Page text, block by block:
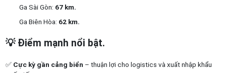
Ga Sài Gòn: 67 km.
Ga Biên Hòa: 62 km.
💡Điểm mạnh nổi bật.
✅ Cực kỳ gần cảng biển – thuận lợi cho logistics và xuất nhập khẩu